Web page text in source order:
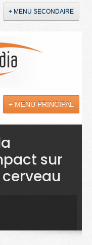
+ MENU SECONDAIRE
+ MENU PRINCIPAL
sur